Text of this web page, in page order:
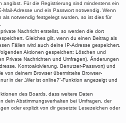
angibst. Für die Registrierung sind mindestens ein
Adresse und ein Passwort notwendig. Wenn
als notwendig festgelegt wurden, so ist dies für
Nachricht erstellst, so werden die dort
Gleiches gilt, wenn du einen Beitrag als
Fällen wird auch deine IP-Adresse gespeichert.
Aktionen gespeichert: Löschen und
Private Nachrichten und Umfragen), Änderungen
Kontoaktivierung, Benutzer-Passwort) und
von deinem Browser übermittelte Browser-
in der „Wer ist online?“-Funktion angezeigt und
des Boards, dass weitere Daten
dein Abstimmungsverhalten bei Umfragen, der
oder explizit von dir gesetzte Lesezeichen oder